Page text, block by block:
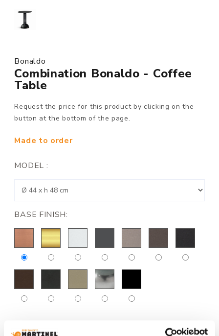
Bonaldo
Combination Bonaldo - Coffee
Table
Request the price for this product by clicking on the
button at the bottom of the page.
Made to order
MODEL :
BASE FINISH: